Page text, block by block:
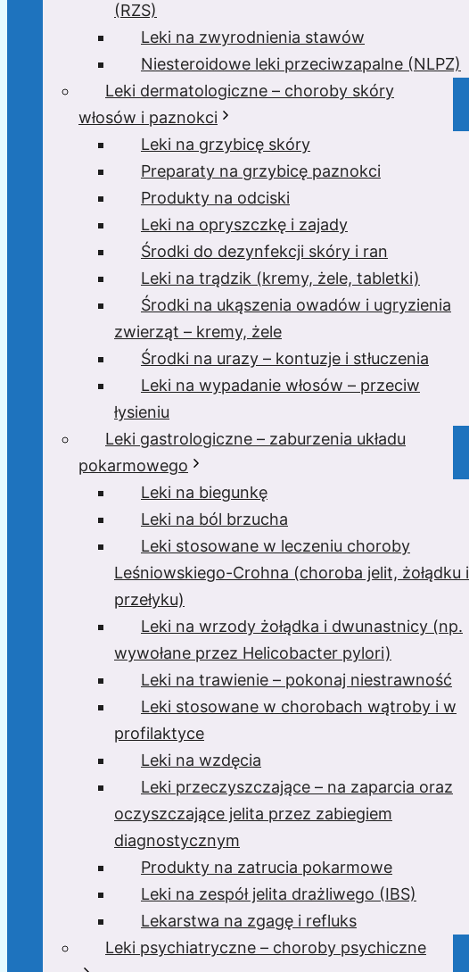
(RZS)
Leki na zwyrodnienia stawów
Niesteroidowe leki przeciwzapalne (NLPZ)
Leki dermatologiczne – choroby skóry
włosów i paznokci
Leki na grzybicę skóry
Preparaty na grzybicę paznokci
Produkty na odciski
Leki na opryszczkę i zajady
Środki do dezynfekcji skóry i ran
Leki na trądzik (kremy, żele, tabletki)
Środki na ukąszenia owadów i ugryzienia
zwierząt – kremy, żele
Środki na urazy – kontuzje i stłuczenia
Leki na wypadanie włosów – przeciw
łysieniu
Leki gastrologiczne – zaburzenia układu
pokarmowego
Leki na biegunkę
Leki na ból brzucha
Leki stosowane w leczeniu choroby
Leśniowskiego-Crohna (choroba jelit, żołądku i
przełyku)
Leki na wrzody żołądka i dwunastnicy (np.
wywołane przez Helicobacter pylori)
Leki na trawienie – pokonaj niestrawność
Leki stosowane w chorobach wątroby i w
profilaktyce
Leki na wzdęcia
Leki przeczyszczające – na zaparcia oraz
oczyszczające jelita przez zabiegiem
diagnostycznym
Produkty na zatrucia pokarmowe
Leki na zespół jelita drażliwego (IBS)
Lekarstwa na zgagę i refluks
Leki psychiatryczne – choroby psychiczne